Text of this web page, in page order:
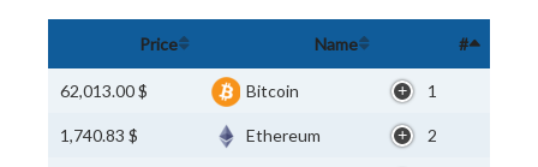
#
Name
Price
1
Bitcoin
$ 62,013.00
2
Ethereum
$ 1,740.83